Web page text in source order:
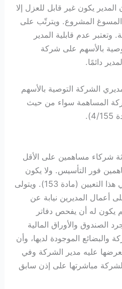
(مادة 3/155)، فإن المدير يكون غير قابل للعزل إلا
المشروع. ويترتّب على
عدم قابلية المدير
بالأسهم على شركة
دائمًا.
الشركة التوصية بالأسهم
المساهمة سواء من حيث
شركاء مساهمين على الأقل
فور التأسيس. ولا يكون
للشركاء المتضامنين رأي في هذا التعيين (مادة 153). ويتولى
أعمال المديرين نيابة عن
يكون له أن يفحص دفاتر
الصندوق والأوراق المالية
والبضائع الموجودة لديها، وأن
عليه مدير الشركة وفي
مباشرتها على إذن سابق